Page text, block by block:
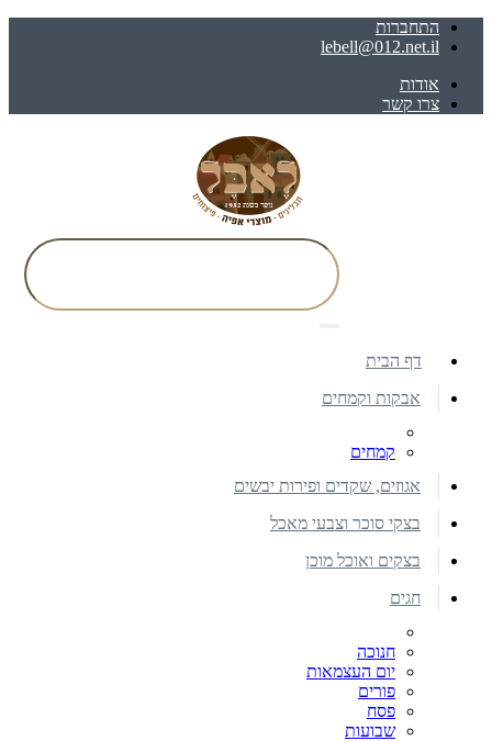
התחברות
lebell@012.net.il
אודות
צרו קשר
דף הבית
אבקות וקמחים
קמחים
אגוזים, שקדים ופירות יבשים
בצקי סוכר וצבעי מאכל
בצקים ואוכל מוכן
חגים
חנוכה
יום העצמאות
פורים
פסח
שבועות